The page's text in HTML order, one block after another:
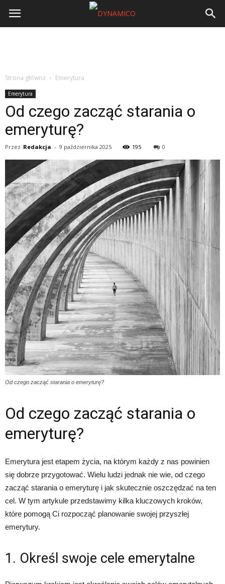
Strona główna Emerytura
Emerytura
Od czego zacząć starania o
emeryturę?
Przez Redakcja - 9 października 2025 195 0
Od czego zacząć starania o emeryturę?
Od czego zacząć starania o
emeryturę?
Emerytura jest etapem życia, na którym każdy z nas powinien
się dobrze przygotować. Wielu ludzi jednak nie wie, od czego
zacząć starania o emeryturę i jak skutecznie oszczędzać na ten
cel. W tym artykule przedstawimy kilka kluczowych kroków,
które pomogą Ci rozpocząć planowanie swojej przyszłej
emerytury.
1. Określ swoje cele emerytalne